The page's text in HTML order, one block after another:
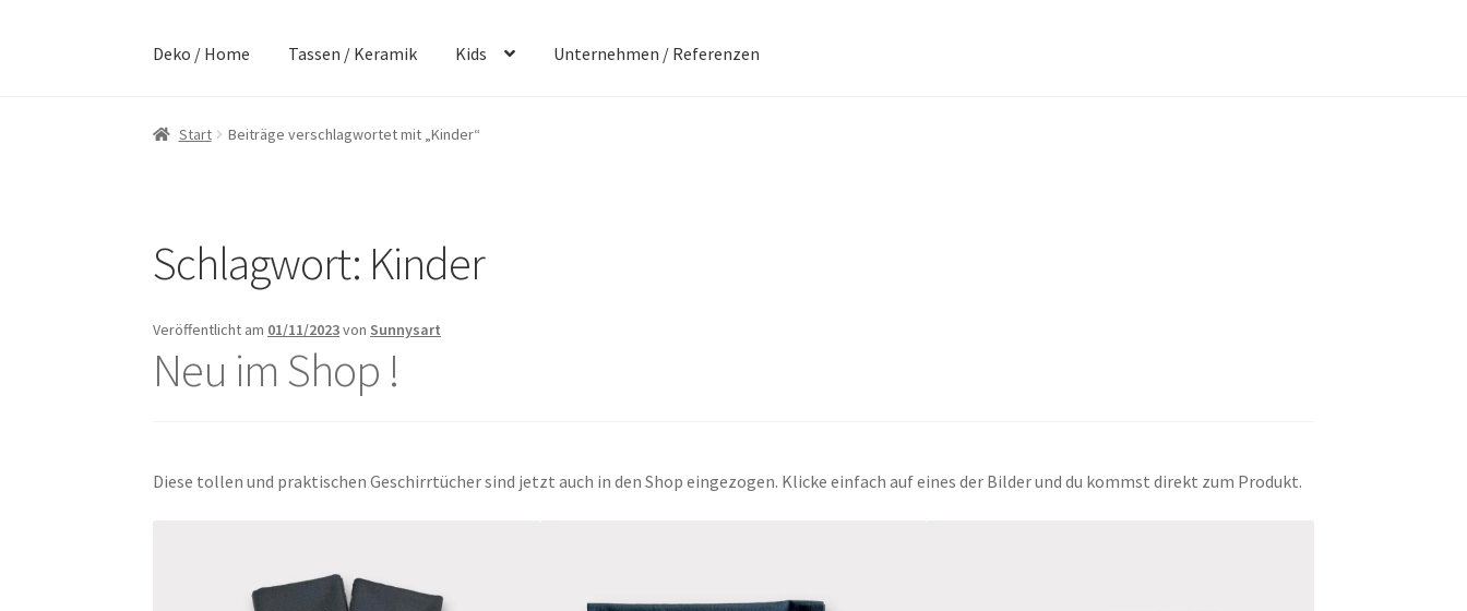
Deko / Home Tassen / Keramik Kids Unternehmen / Referenzen
Start Beiträge verschlagwortet mit „Kinder“
Schlagwort: Kinder
Veröffentlicht am 01/11/2023von Sunnysart
Neu im Shop !
Diese tollen und praktischen Geschirrtücher sind jetzt auch in den Shop eingezogen. Klicke einfach auf eines der Bilder und du kommst direkt zum Produkt.